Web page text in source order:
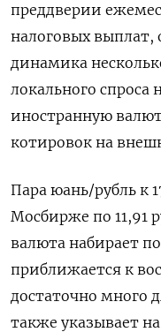
преддверии
налоговых выплат,
динамика
локального
иностранную
котировок на
Пара юань/рубль к
Мосбирже по 11,91
валюта набирает
приближается к
достаточно много
также указывает